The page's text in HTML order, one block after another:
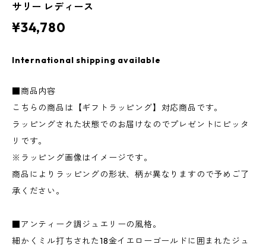
サリー レディース
¥34,780
International shipping available
■商品内容
こちらの商品は【ギフトラッピング】対応商品です。
ラッピングされた状態でのお届けなのでプレゼントにピッタ
リです。
※ラッピング画像はイメージです。
商品によりラッピングの形状、柄が異なりますので予めご了
承ください。
■アンティーク調ジュエリーの風格。
細かくミル打ちされた18金イエローゴールドに囲まれたジュ